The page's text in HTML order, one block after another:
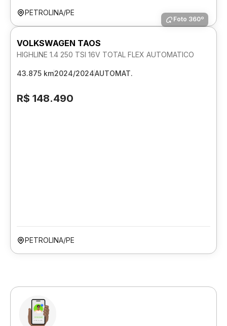
PETROLINA/PE
Foto 360º
VOLKSWAGEN TAOS
HIGHLINE 1.4 250 TSI 16V TOTAL FLEX AUTOMATICO
43.875 km2024/2024AUTOMAT.
R$ 148.490
PETROLINA/PE